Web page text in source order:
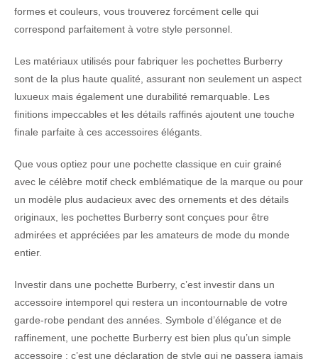
formes et couleurs, vous trouverez forcément celle qui
correspond parfaitement à votre style personnel.
Les matériaux utilisés pour fabriquer les pochettes Burberry
sont de la plus haute qualité, assurant non seulement un aspect
luxueux mais également une durabilité remarquable. Les
finitions impeccables et les détails raffinés ajoutent une touche
finale parfaite à ces accessoires élégants.
Que vous optiez pour une pochette classique en cuir grainé
avec le célèbre motif check emblématique de la marque ou pour
un modèle plus audacieux avec des ornements et des détails
originaux, les pochettes Burberry sont conçues pour être
admirées et appréciées par les amateurs de mode du monde
entier.
Investir dans une pochette Burberry, c’est investir dans un
accessoire intemporel qui restera un incontournable de votre
garde-robe pendant des années. Symbole d’élégance et de
raffinement, une pochette Burberry est bien plus qu’un simple
accessoire : c’est une déclaration de style qui ne passera jamais